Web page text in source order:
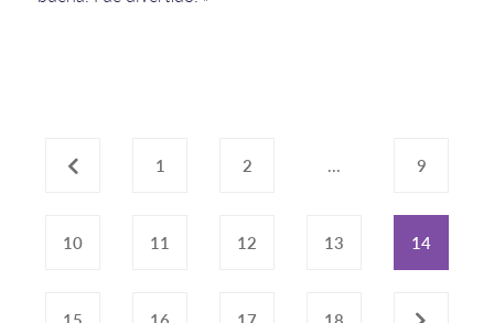
‹ 1 2 ... 9
10 11 12 13 14